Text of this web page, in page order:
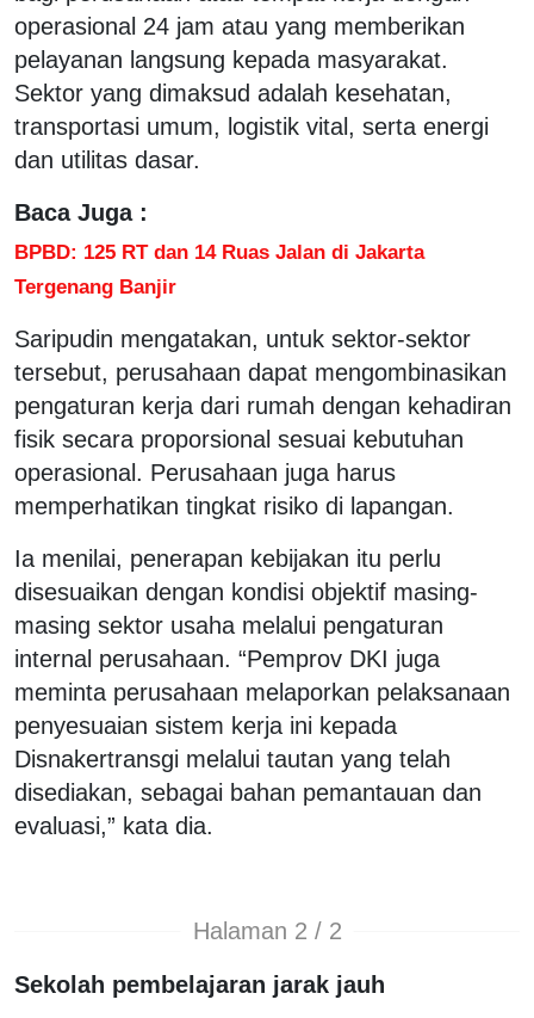
operasional 24 jam atau yang memberikan
pelayanan langsung kepada masyarakat.
Sektor yang dimaksud adalah kesehatan,
transportasi umum, logistik vital, serta energi
dan utilitas dasar.
Baca Juga :
BPBD: 125 RT dan 14 Ruas Jalan di Jakarta
Tergenang Banjir
Saripudin mengatakan, untuk sektor-sektor
tersebut, perusahaan dapat mengombinasikan
pengaturan kerja dari rumah dengan kehadiran
fisik secara proporsional sesuai kebutuhan
operasional. Perusahaan juga harus
memperhatikan tingkat risiko di lapangan.
Ia menilai, penerapan kebijakan itu perlu
disesuaikan dengan kondisi objektif masing-
masing sektor usaha melalui pengaturan
internal perusahaan. “Pemprov DKI juga
meminta perusahaan melaporkan pelaksanaan
penyesuaian sistem kerja ini kepada
Disnakertransgi melalui tautan yang telah
disediakan, sebagai bahan pemantauan dan
evaluasi,” kata dia.
Halaman 2 / 2
Sekolah pembelajaran jarak jauh